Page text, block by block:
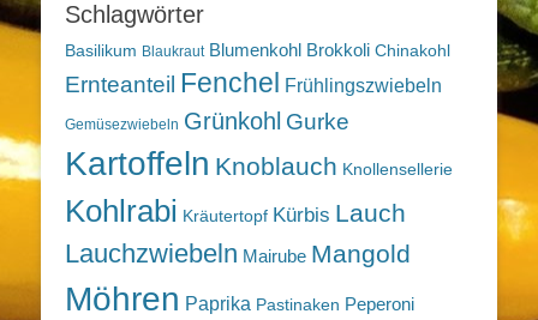
Schlagwörter
Basilikum Blaukraut Blumenkohl Brokkoli Chinakohl
Ernteanteil Fenchel Frühlingszwiebeln
Gemüsezwiebeln Grünkohl Gurke
Kartoffeln Knoblauch Knollensellerie
Kohlrabi Kräutertopf Kürbis Lauch
Lauchzwiebeln Mairube Mangold
Möhren Paprika Pastinaken Peperoni